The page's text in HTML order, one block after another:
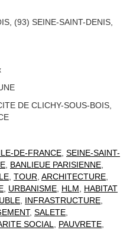
(93) SEINE-SAINT-DENIS,
DE CLICHY-SOUS-BOIS,
DE-FRANCE, SEINE-SAINT-
, BANLIEUE PARISIENNE,
, TOUR, ARCHITECTURE,
, URBANISME, HLM, HABITAT
, INFRASTRUCTURE,
, SALETE,
SOCIAL, PAUVRETE,